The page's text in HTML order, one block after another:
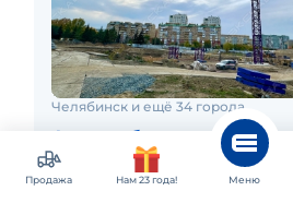
Челябинск и ещё 34 города
Аренда башенного
12t
Продажа Нам 23 года! Меню